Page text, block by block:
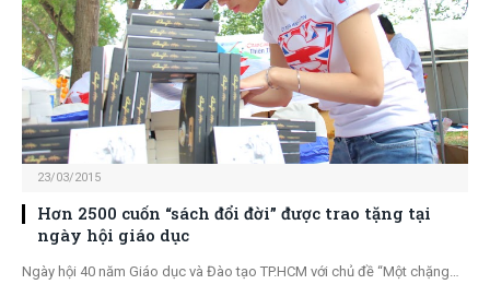
23/03/2015
Hơn 2500 cuốn “sách đổi đời” được trao tặng tại
ngày hội giáo dục
Ngày hội 40 năm Giáo dục và Đào tạo TP.HCM với chủ đề “Một chặng…